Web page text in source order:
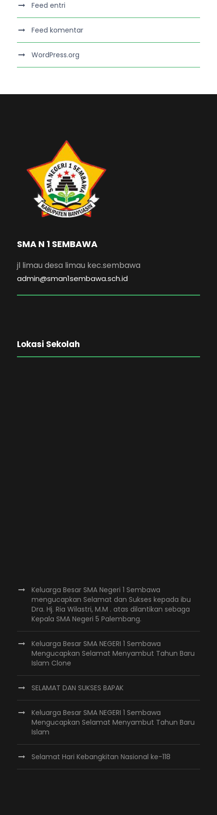
Feed entri
Feed komentar
WordPress.org
SMA N 1 SEMBAWA
jl limau desa limau kec.sembawa
admin@sman1sembawa.sch.id
Lokasi Sekolah
Keluarga Besar SMA Negeri 1 Sembawa
mengucapkan Selamat dan Sukses kepada ibu
Dra. Hj. Ria Wilastri, M.M . atas dilantikan sebaga
Kepala SMA Negeri 5 Palembang.
Keluarga Besar SMA NEGERI 1 Sembawa
Mengucapkan Selamat Menyambut Tahun Baru
Islam Clone
SELAMAT DAN SUKSES BAPAK
Keluarga Besar SMA NEGERI 1 Sembawa
Mengucapkan Selamat Menyambut Tahun Baru
Islam
Selamat Hari Kebangkitan Nasional ke-118